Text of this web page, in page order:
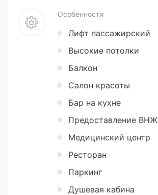
Особенности
Лифт пассажирский
Высокие потолки
Балкон
Салон красоты
Бар на кухне
Предоставление ВНЖ
Медицинский центр
Ресторан
Паркинг
Душевая кабина